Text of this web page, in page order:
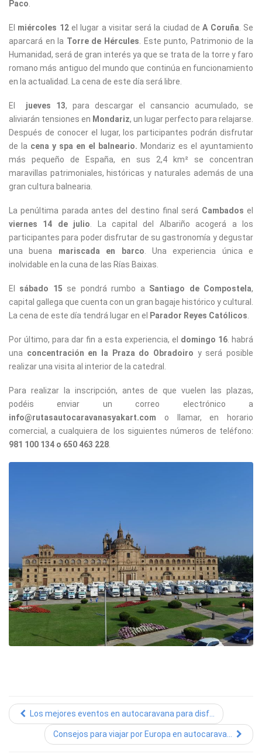
Paco.
El miércoles 12el lugar a visitar será la ciudad deA Coruña. Se
aparcará en la Torre de Hércules. Este punto, Patrimonio de la
Humanidad, será de gran interés ya que se trata de la torre y faro
romano más antiguo del mundo que continúa en funcionamiento
en la actualidad. La cena de este día será libre.
El jueves 13, para descargar el cansancio acumulado, se
aliviarán tensiones en Mondariz, un lugar perfecto para relajarse.
Después de conocer el lugar, los participantes podrán disfrutar
de la cena y spa en el balneario. Mondariz es el ayuntamiento
más pequeño de España, en sus 2,4 km² se concentran
maravillas patrimoniales, históricas y naturales además de una
gran cultura balnearia.
La penúltima parada antes del destino final será Cambados el
viernes 14 de julio. La capital del Albariño acogerá a los
participantes para poder disfrutar de su gastronomía y degustar
una buena mariscada en barco. Una experiencia única e
inolvidable en la cuna de las Rías Baixas.
El sábado 15 se pondrá rumbo a Santiago de Compostela,
capital gallega que cuenta con un gran bagaje histórico y cultural.
La cena de este día tendrá lugar en el
Parador Reyes Católicos.
Por último, para dar fin a esta experiencia, el domingo 16. habrá
una concentración en la Praza do Obradoiro y será posible
realizar una visita al interior de la catedral.
Para realizar la inscripción, antes de que vuelen las plazas,
podéis enviar un correo electrónico a
info@rutasautocaravanasyakart.com o llamar, en horario
comercial, a cualquiera de los siguientes números de teléfono:
981 100 134 o 650 463 228.
Los mejores eventos en autocaravana para disf...
Consejos para viajar por Europa en autocarava...